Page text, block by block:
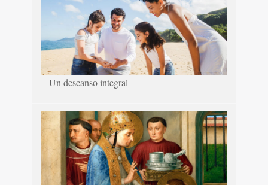
Un descanso integral